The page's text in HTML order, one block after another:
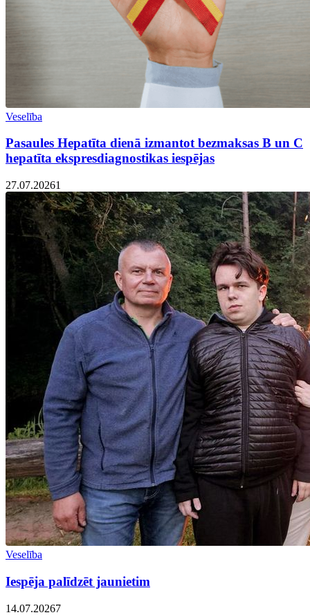
Veselība
Pasaules Hepatīta dienā izmantot bezmaksas B un C
hepatīta ekspresdiagnostikas iespējas
27.07.20261
Veselība
Iespēja palīdzēt jaunietim
14.07.20267